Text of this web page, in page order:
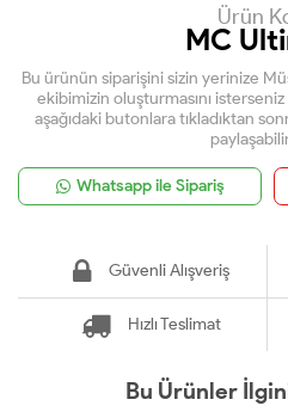
Ürün
MC
Bu ürünün siparişini sizin yerinize
ekibimizin oluşturmasını
aşağıdaki butonlara tıkladıktan
Whatsapp ile Sipariş
Güvenli Alışveriş
Hızlı Teslimat
Bu Ürünler